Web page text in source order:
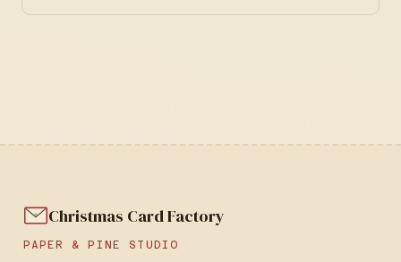
Christmas Card Factory
PAPER & PINE STUDIO